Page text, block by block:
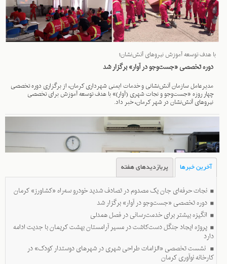
با هدف توسعه آموزش‌ نیروهای آتش‌نشان؛
دوره تخصصی «جست‌وجو در آوار» برگزار شد
مدیرعامل سازمان آتش‌نشانی و خدمات ایمنی شهرداری کرمان، از برگزاری دوره تخصصی
چهار روزه «جست‌وجو و نجات شهری (آوار)» با هدف توسعه آموزش‌ برای تخصصی
نیروهای آتش‌نشان در شهر کرمان، خبر داد.
آخرین خبرها پربازدیدهای هفته
نجات حرفه‌ای جان یک مصدوم در تصادف شدید خودرو سه‌راه «کشاورز» کرمان
دوره تخصصی «جست‌وجو در آوار» برگزار شد
انگیزه بیشتر برای خدمت‌رسانی در فصل همدلی
پروژه ایجاد جنگل دست‌کاشت در مسیر آرامستان بهشت کریمان با جدیت ادامه
دارد
نشست تخصصی «الزامات طراحی شهری در شهرهای دوستدار کودک» در
کارخانه نوآوری کرمان